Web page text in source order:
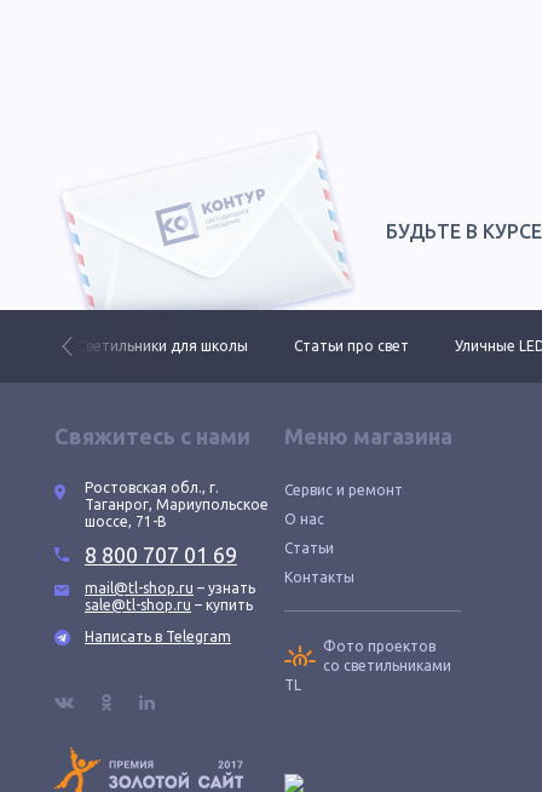
БУДЬТЕ В
Светильники для школы Статьи про свет Уличные
Свяжитесь с нами
Ростовская обл., г.
Таганрог, Мариупольское
шоссе, 71-В
8 800 707 01 69
mail@tl-shop.ru – узнать
sale@tl-shop.ru – купить
Написать в Telegram
Меню магазина
Сервис и ремонт
О нас
Статьи
Контакты
Фото проектов
со светильниками
TL